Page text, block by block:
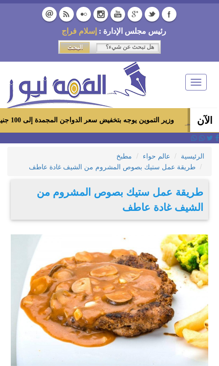
رئيس مجلس الإدارة : إسلام فراج
Toggle
navigation
الآن وزير التموين يوجه بتخفيض سعر الدواجن المجمدة إلى 100 جنيه للكيلو بالمجمعات الاستهلاكية ومعارض «أهلاً رمضان»
الرئيسية عالم حواء
مطبخ
طريقة عمل ستيك بصوص المشروم من الشيف غادة عاطف
طريقة عمل ستيك بصوص المشروم من
الشيف غادة عاطف